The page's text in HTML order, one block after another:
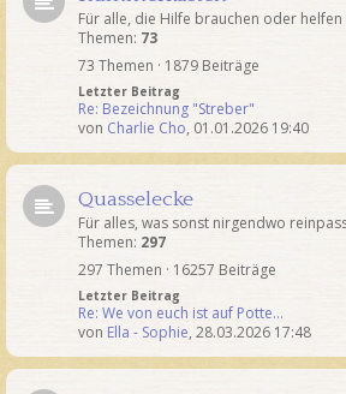
Für alle, die Hilfe brauchen oder helfen
Themen: 73
73 Themen · 1879 Beiträge
Letzter Beitrag
Re: Bezeichnung "Streber"
von Charlie Cho, 01.01.2026 19:40
Quasselecke
Für alles, was sonst nirgendwo
Themen: 297
297 Themen · 16257 Beiträge
Letzter Beitrag
Re: We von euch ist auf Potte…
von Ella - Sophie, 28.03.2026 17:48